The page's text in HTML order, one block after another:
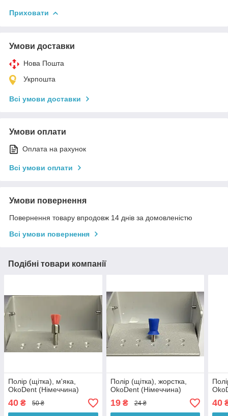
Приховати
Умови доставки
Нова Пошта
Укрпошта
Всі умови доставки
Умови оплати
Оплата на рахунок
Всі умови оплати
Умови повернення
Повернення товару впродовж 14 днів за домовленістю
Всі умови повернення
Подібні товари компанії
Полір (щітка), м'яка,
OkoDent (Німеччина)
40 ₴ 50 ₴
Полір (щітка), жорстка,
OkoDent (Німеччина)
19₴ 24 ₴ 40